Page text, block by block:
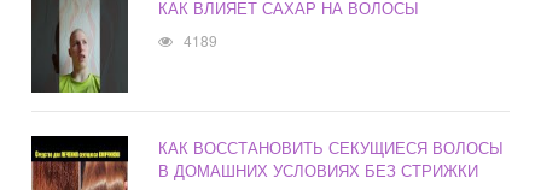
КАК ВЛИЯЕТ САХАР НА ВОЛОСЫ
4189
КАК ВОССТАНОВИТЬ СЕКУЩИЕСЯ ВОЛОСЫ
В ДОМАШНИХ УСЛОВИЯХ БЕЗ СТРИЖКИ